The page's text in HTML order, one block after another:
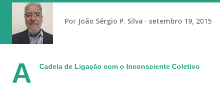
Por João Sérgio P. Silva setembro 19, 2015
A Cadeia de Ligação com o Inconsciente Coletivo